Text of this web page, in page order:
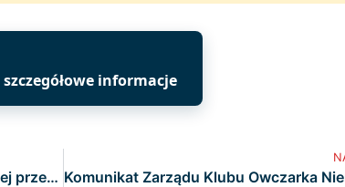
szczegółowe informacje
Zmiana miejsca wystawy organizowanej przez Klub Owczarka Niemieckiego (KON) ZKwP